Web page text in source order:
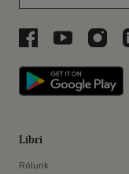
Libri aLibri a
Libri
Rólunk